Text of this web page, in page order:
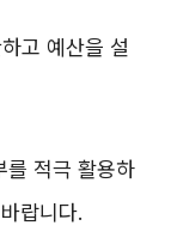
고 예산을 설
를 적극 활용하
랍니다.